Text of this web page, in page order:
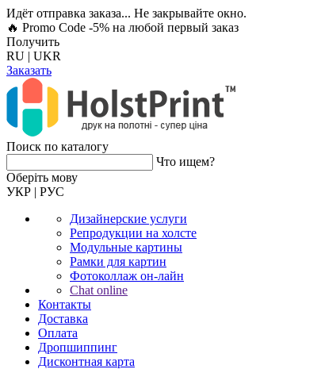
Идёт отправка заказа... Не закрывайте окно.
🔥 Promo Code -5% на любой первый заказ
Получить
RU | UKR
Заказать
Поиск по каталогу
Что ищем?
Оберiть мову
УКР | РУС
Дизайнерские услуги
Репродукции на холсте
Модульные картины
Рамки для картин
Фотоколлаж он-лайн
Chat online
Контакты
Доставка
Оплата
Дропшиппинг
Дисконтная карта